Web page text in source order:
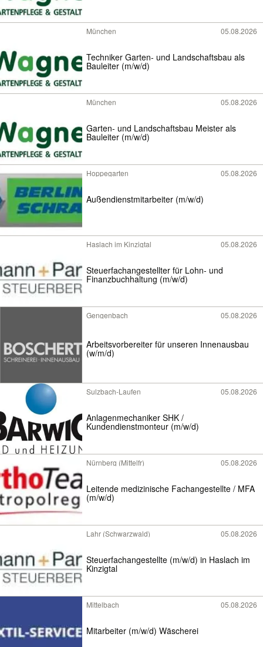
München 05.08.2026
Techniker Garten- und Landschaftsbau als
Bauleiter (m/w/d)
München 05.08.2026
Garten- und Landschaftsbau Meister als
Bauleiter (m/w/d)
Hoppegarten 05.08.2026
Außendienstmitarbeiter (m/w/d)
Haslach im Kinzigtal 05.08.2026
Steuerfachangestellter für Lohn- und
Finanzbuchhaltung (m/w/d)
Gengenbach 05.08.2026
Arbeitsvorbereiter für unseren Innenausbau
(w/m/d)
Sulzbach-Laufen 05.08.2026
Anlagenmechaniker SHK /
Kundendienstmonteur (m/w/d)
Nürnberg (Mittelfr) 05.08.2026
Leitende medizinische Fachangestellte / MFA
(m/w/d)
Lahr (Schwarzwald) 05.08.2026
Steuerfachangestellte (m/w/d) in Haslach im
Kinzigtal
Mittelbach 05.08.2026
Mitarbeiter (m/w/d) Wäscherei